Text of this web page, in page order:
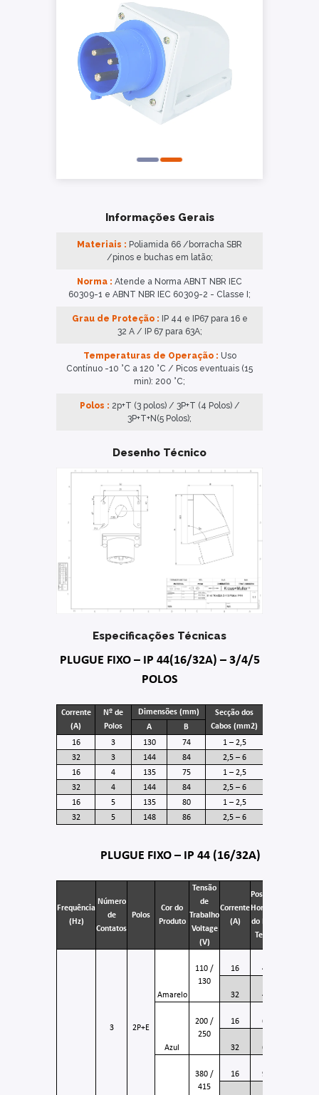
Informações Gerais
Materiais : Poliamida 66 /borracha SBR
/pinos e buchas em latão;
Norma : Atende a Norma ABNT NBR IEC
60309-1 e ABNT NBR IEC 60309-2 - Classe I;
Grau de Proteção :
IP 44 e IP67 para 16 e
32 A / IP 67 para 63A;
Temperaturas de Operação : Uso
Contínuo -10 °C a 120 °C / Picos eventuais (15
min): 200 °C;
Polos : 2p+T (3 polos) / 3P+T (4 Polos) /
3P+T+N(5 Polos);
Desenho Técnico
Especificações Técnicas
PLUGUE FIXO – IP 44(16/32A) – 3/4/5
POLOS
Corrente
(A)
Nº de
Polos
Dimensões (mm)
Secção dos
Cabos (mm2)
A
B
16
3 130 74
1 – 2,5
32
3 144 84
2,5 – 6
16
4 135 75
1 – 2,5
32
4 144 84
2,5 – 6
16
5 135 80
1 – 2,5
32
5 148 86 2,5 – 6
PLUGUE FIXO – IP 44 (16/32A)
Frequência
(Hz)
Número
de
Contatos
Polos
Cor do
Produto
Tensão
de
Trabalho
Voltage
(V)
Corrente
(A)
Posição
Horária
do Pino
Terra
3 2P+E
Amarelo
110 /
130
16 4
32 4
Azul
200 /
250
16 6
32 6
380 /
415
16 9